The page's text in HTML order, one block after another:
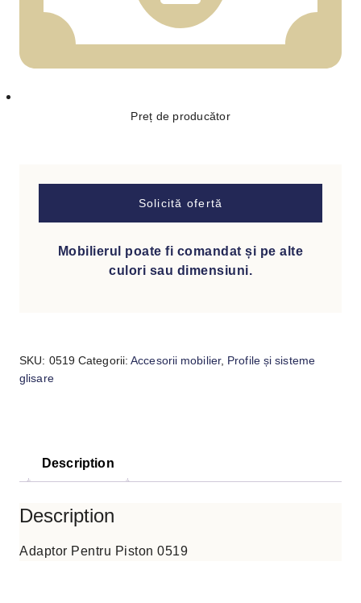
Preț de producător
Solicită ofertă
Mobilierul poate fi comandat și pe alte
culori sau dimensiuni.
SKU: 0519 Categorii:Accesorii mobilier, Profile și sisteme
glisare
Description
Description
Adaptor Pentru Piston 0519